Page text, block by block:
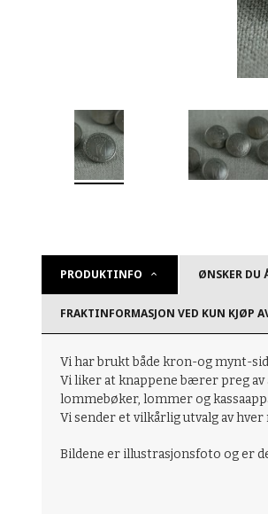
PRODUKTINFO ØNSKER DU
FRAKTINFORMASJON VED KUN KJØP
Vi har brukt både kron-og mynt-
Vi liker at knappene bærer preg av
lommebøker, lommer og
Vi sender et vilkårlig utvalg av
Bildene er illustrasjonsfoto og er